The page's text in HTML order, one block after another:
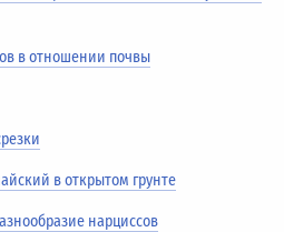
в отношении почвы
в открытом грунте
нарциссов